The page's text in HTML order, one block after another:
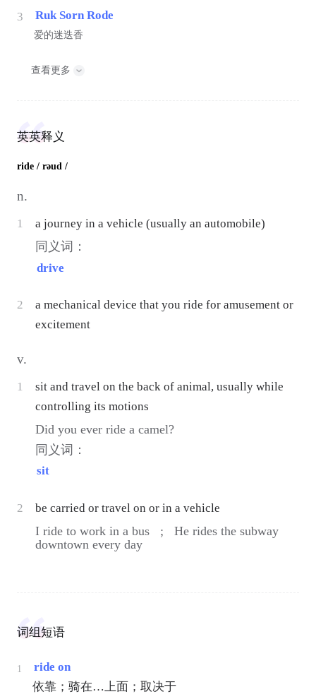
3 Ruk Sorn Rode
爱的迷迭香
查看更多
英英释义
ride / rəud /
n.
1 a journey in a vehicle (usually an automobile)
同义词：
drive
2
a mechanical device that you ride for amusement or
excitement
v.
1
sit and travel on the back of animal, usually while
controlling its motions
Did you ever ride a camel?
同义词：
sit
2 be carried or travel on or in a vehicle
I ride to work in a bus ;
He rides the subway
downtown every day
词组短语
1
ride on
依靠；骑在…上面；取决于